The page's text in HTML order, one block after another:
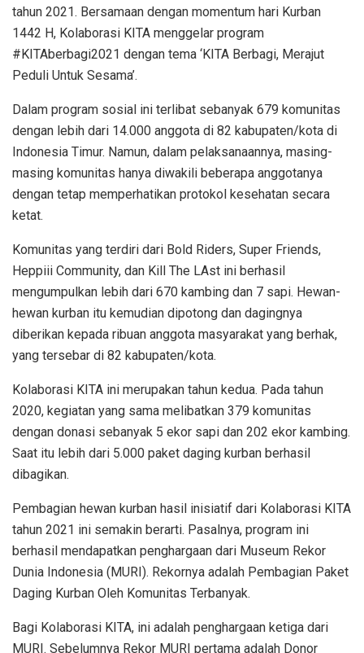
tahun 2021. Bersamaan dengan momentum hari Kurban
1442 H, Kolaborasi KITA menggelar program
#KITAberbagi2021 dengan tema ‘KITA Berbagi, Merajut
Peduli Untuk Sesama’.
Dalam program sosial ini terlibat sebanyak 679 komunitas
dengan lebih dari 14.000 anggota di 82 kabupaten/kota di
Indonesia Timur. Namun, dalam pelaksanaannya, masing-
masing komunitas hanya diwakili beberapa anggotanya
dengan tetap memperhatikan protokol kesehatan secara
ketat.
Komunitas yang terdiri dari Bold Riders, Super Friends,
Heppiii Community, dan Kill The LAst ini berhasil
mengumpulkan lebih dari 670 kambing dan 7 sapi. Hewan-
hewan kurban itu kemudian dipotong dan dagingnya
diberikan kepada ribuan anggota masyarakat yang berhak,
yang tersebar di 82 kabupaten/kota.
Kolaborasi KITA ini merupakan tahun kedua. Pada tahun
2020, kegiatan yang sama melibatkan 379 komunitas
dengan donasi sebanyak 5 ekor sapi dan 202 ekor kambing.
Saat itu lebih dari 5.000 paket daging kurban berhasil
dibagikan.
Pembagian hewan kurban hasil inisiatif dari Kolaborasi KITA
tahun 2021 ini semakin berarti. Pasalnya, program ini
berhasil mendapatkan penghargaan dari Museum Rekor
Dunia Indonesia (MURI). Rekornya adalah Pembagian Paket
Daging Kurban Oleh Komunitas Terbanyak.
Bagi Kolaborasi KITA, ini adalah penghargaan ketiga dari
MURI. Sebelumnya Rekor MURI pertama adalah Donor